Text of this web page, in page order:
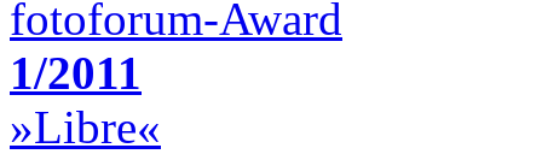
fotoforum-Award
1/2011
»Libre«